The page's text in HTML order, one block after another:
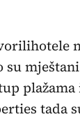
su
tada